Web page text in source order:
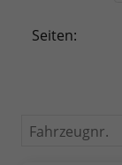
Seiten:
Fahrzeugnr.